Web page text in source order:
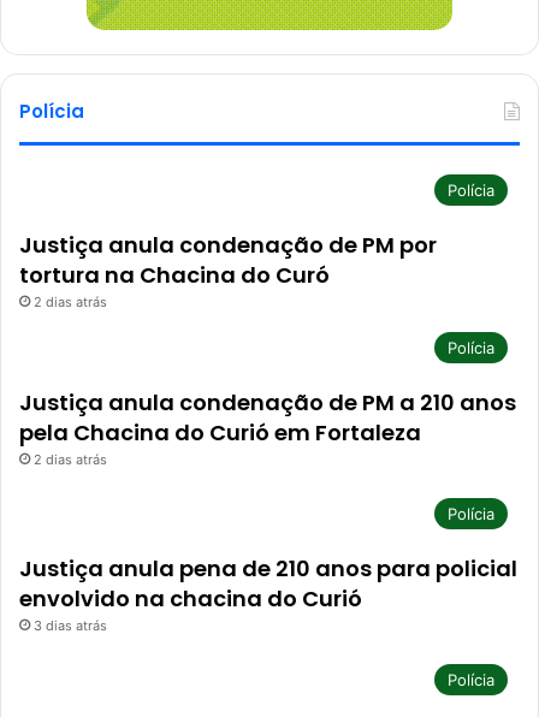
Polícia
Polícia
Justiça anula condenação de PM por
tortura na Chacina do Curó
2 dias atrás
Polícia
Justiça anula condenação de PM a 210 anos
pela Chacina do Curió em Fortaleza
2 dias atrás
Polícia
Justiça anula pena de 210 anos para policial
envolvido na chacina do Curió
3 dias atrás
Polícia